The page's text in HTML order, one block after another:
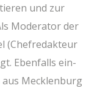
und zur
Mode­ra­tor der
(Chef­re­dak­teur
Eben­falls ein­
Meck­len­burg